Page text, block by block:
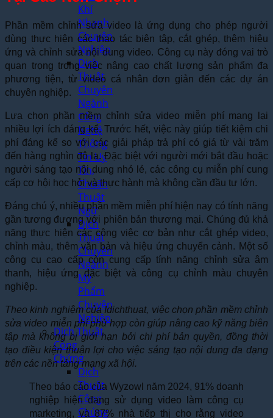
Khí
Nhanh,
Chuyên
Nghiệp
Dịch
Thuật
Chuyên
Ngành
Công
Nghệ
Thông
Tin Uy
Tín,
Chuẩn
Thuật
Ngữ
Dịch
Thuật
Chuyên
Ngành
Mỹ
Phẩm
Chuyên
Nghiệp
Dịch Thuật
Công
Chứng
Dịch
Thuật
Công
Chứng
Phần mềm chỉnh sửa video là ứng dụng cho phép người
dùng thực hiện các thao tác biên tập, cắt ghép, thêm hiệu
ứng và chỉnh sửa nội dung video. Công cụ này đóng vai trò
quan trọng trong việc nâng cao chất lượng sản phẩm đa
phương tiện, từ video cá nhân đơn giản đến các dự án
chuyên nghiệp.
Lựa chọn phần mềm chỉnh sửa video miễn phí mang lại
nhiều lợi ích đáng kể. Trước hết, việc này giúp tiết kiệm chi
phí đáng kể so với các giải pháp trả phí có giá từ vài trăm
đến hàng nghìn đô la. Đặc biệt với người mới bắt đầu hoặc
người sáng tạo nội dung nhỏ lẻ, các công cụ miễn phí cung
cấp cơ hội học hỏi và thực hành mà không cần đầu tư lớn.
Đáng chú ý, nhiều phần mềm miễn phí hiện nay có tính năng
gần tương đương với phiên bản thương mại. Chúng đủ khả
năng thực hiện các công việc cơ bản như cắt ghép video,
chỉnh màu, thêm văn bản và hiệu ứng chuyển cảnh. Một số
công cụ cao cấp còn cung cấp tính năng chỉnh sửa âm
thanh, hiệu ứng đặc biệt và công cụ chỉnh màu chuyên
nghiệp.
Theo kinh nghiệm của Idichthuat, việc chọn phần mềm chỉnh
sửa video miễn phí phù hợp còn giúp nâng cao kỹ năng biên
tập mà không bị giới hạn bởi chi phí bản quyền, đồng thời
tạo điều kiện thuận lợi cho việc sáng tạo nội dung đa dạng
trên các nền tảng mạng xã hội.
Theo báo cáo của Wyzowl năm 2024, 91% doanh
nghiệp hiện đang sử dụng video làm công cụ
marketing, và 87% nhà tiếp thị cho rằng video